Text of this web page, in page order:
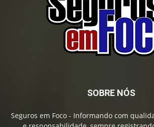
SOBRE NÓS
Seguros em Foco - Informando com